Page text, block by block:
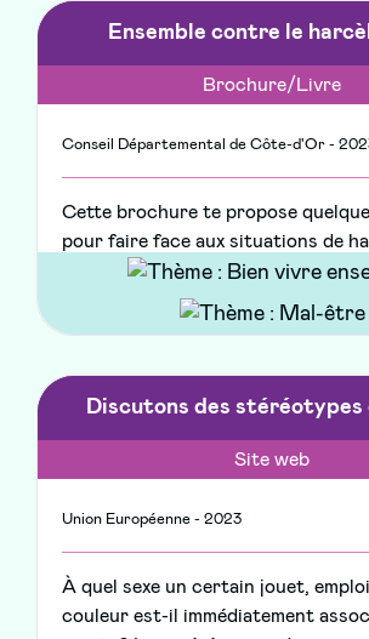
Ensemble contre le
Brochure/Livre
Conseil Départemental de Côte-d'Or -
Cette brochure te propose
pour faire face aux situations de
Discutons des stéréotypes
Site web
Union Européenne - 2023
À quel sexe un certain jouet,
couleur est-il immédiatement